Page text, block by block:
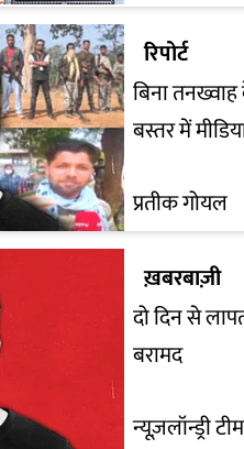
रिपोर्ट
बिना
बस्तर में
प्रतीक गोयल
ख़बरबाज़ी
दो दिन से
बरामद
न्यूज़लॉन्ड्री टीम